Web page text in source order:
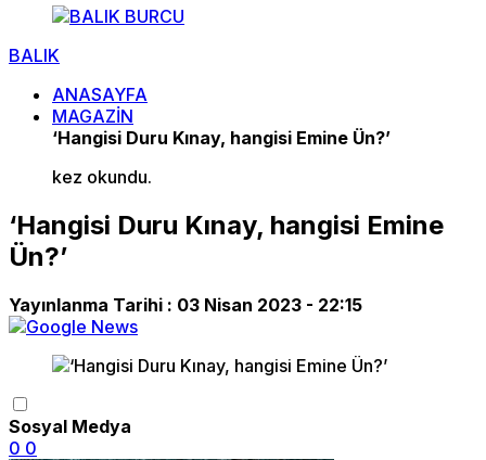
BALIK
ANASAYFA
MAGAZİN
‘Hangisi Duru Kınay, hangisi Emine Ün?’
kez okundu.
‘Hangisi Duru Kınay, hangisi Emine
Ün?’
Yayınlanma Tarihi : 03 Nisan 2023 - 22:15
Sosyal Medya
0 0